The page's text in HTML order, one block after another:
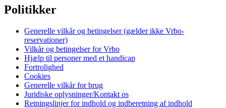
Politikker
Generelle vilkår og betingelser (gælder ikke Vrbo-
reservationer)
Vilkår og betingelser for Vrbo
Hjælp til personer med et handicap
Fortrolighed
Cookies
Generelle vilkår for brug
Juridiske oplysninger/Kontakt os
Retningslinjer for indhold og indberetning af indhold